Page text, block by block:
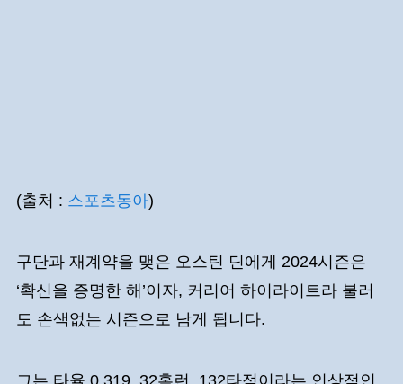
(출처 : 스포츠동아)
구단과 재계약을 맺은 오스틴 딘에게 2024시즌은
‘확신을 증명한 해’이자, 커리어 하이라이트라 불러
도 손색없는 시즌으로 남게 됩니다.
그는 타율 0.319, 32홈런, 132타점이라는 인상적인